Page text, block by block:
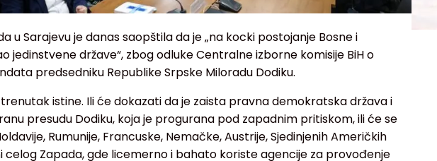
u Sarajevu je danas saopštila da je „na kocki postojanje Bosne i
jedinstvene države“, zbog odluke Centralne izborne komisije BiH o
predsedniku Republike Srpske Miloradu Dodiku.
trenutak istine. Ili će dokazati da je zaista pravna demokratska država i
presudu Dodiku, koja je progurana pod zapadnim pritiskom, ili će se
Rumunije, Francuske, Nemačke, Austrije, Sjedinjenih Američkih
celog Zapada, gde licemerno i bahato koriste agencije za provođenje